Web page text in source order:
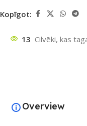
Kopīgot:
13 Cilvēki, kas
Overview